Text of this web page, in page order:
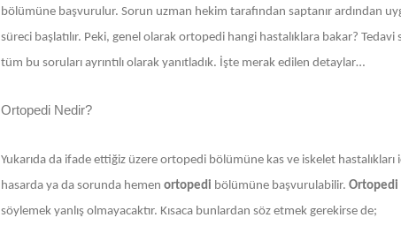
bölümüne başvurulur. Sorun uzman hekim tarafından saptanır ardından
süreci başlatılır. Peki, genel olarak ortopedi hangi hastalıklara bakar?
tüm bu soruları ayrıntılı olarak yanıtladık. İşte merak edilen detaylar…
Ortopedi Nedir?
Yukarıda da ifade ettiğiz üzere ortopedi bölümüne kas ve iskelet
hasarda ya da sorunda hemen ortopedi bölümüne başvurulabilir. Ortopedi
söylemek yanlış olmayacaktır. Kısaca bunlardan söz etmek gerekirse de;